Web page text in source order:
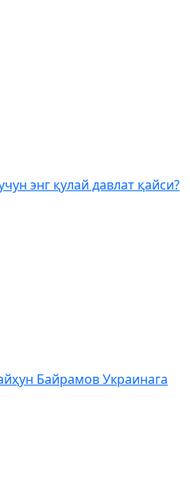
энг қулай давлат қайси?
Байрамов Украинага